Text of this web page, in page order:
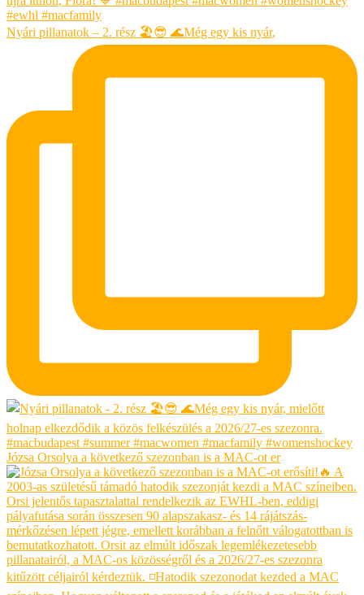
Nyári pillanatok – 2. rész 🏖😎 🌊Még egy kis nyár,
Józsa Orsolya a következő szezonban is a MAC-ot er